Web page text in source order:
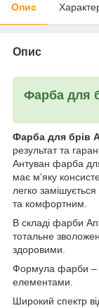
Опис
Опис
Фарба для
Фарба для брів
результат та
Антуван фарба
має мʼяку
легко
та комфортним.
В складі фарби
тотальне
здоровими.
Формула фарби –
елементами.
Широкий спектр